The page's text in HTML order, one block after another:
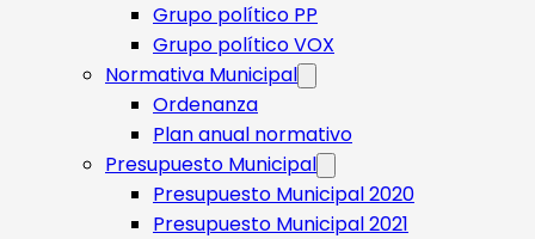
Grupo político PP
Grupo político VOX
Normativa Municipal
Ordenanza
Plan anual normativo
Presupuesto Municipal
Presupuesto Municipal 2020
Presupuesto Municipal 2021